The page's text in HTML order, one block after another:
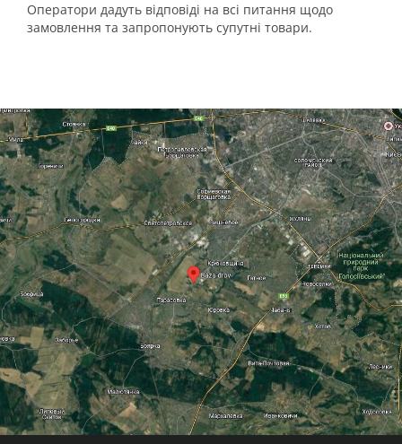
Оператори дадуть відповіді на всі питання щодо
замовлення та запропонують супутні товари.